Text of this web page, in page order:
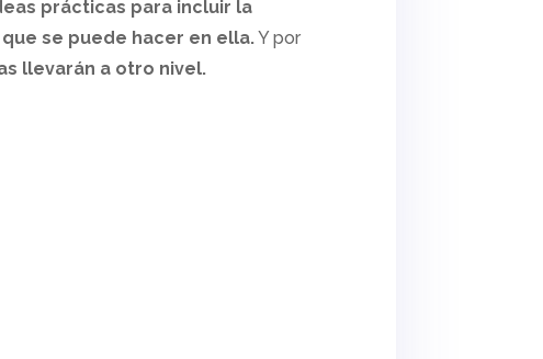
prácticas para incluir la
se puede hacer en ella.Y por
llevarán a otro nivel.